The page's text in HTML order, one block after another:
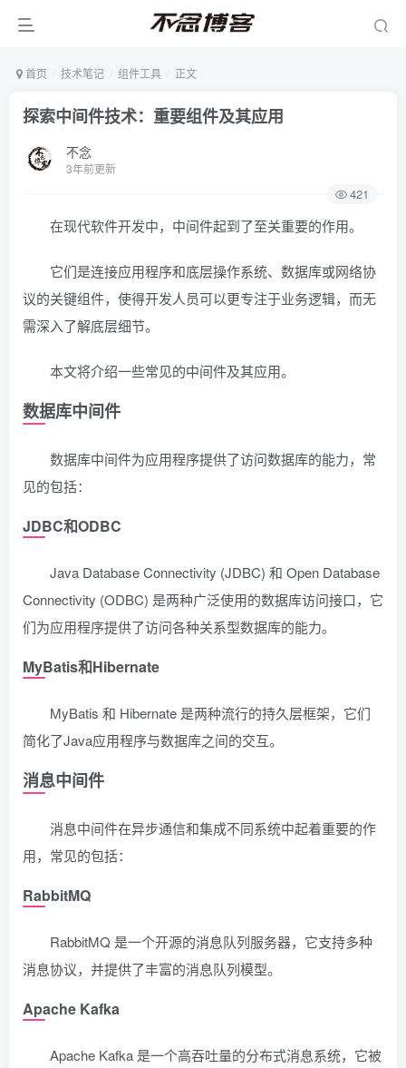
首页 技术笔记 组件工具 正文
探索中间件技术：重要组件及其应用
不念
3年前更新
421
在现代软件开发中，中间件起到了至关重要的作用。
它们是连接应用程序和底层操作系统、数据库或网络协
议的关键组件，使得开发人员可以更专注于业务逻辑，而无
需深入了解底层细节。
本文将介绍一些常见的中间件及其应用。
数据库中间件
数据库中间件为应用程序提供了访问数据库的能力，常
见的包括：
JDBC和ODBC
Java Database Connectivity (JDBC) 和 Open Database
Connectivity (ODBC) 是两种广泛使用的数据库访问接口，它
们为应用程序提供了访问各种关系型数据库的能力。
MyBatis和Hibernate
MyBatis 和 Hibernate 是两种流行的持久层框架，它们
简化了Java应用程序与数据库之间的交互。
消息中间件
消息中间件在异步通信和集成不同系统中起着重要的作
用，常见的包括：
RabbitMQ
RabbitMQ 是一个开源的消息队列服务器，它支持多种
消息协议，并提供了丰富的消息队列模型。
Apache Kafka
Apache Kafka 是一个高吞吐量的分布式消息系统，它被